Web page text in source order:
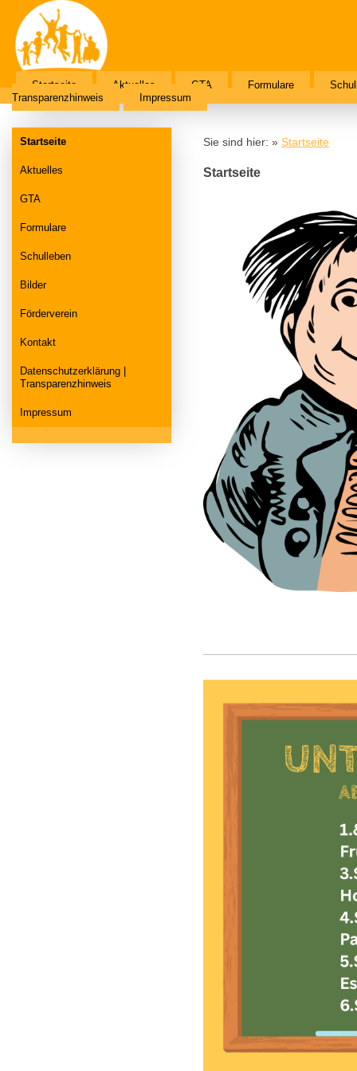
Startseite Aktuelles GTA Formulare
Transparenzhinweis
Impressum
Startseite
Aktuelles
GTA
Formulare
Schulleben
Bilder
Förderverein
Kontakt
Datenschutzerklärung |
Transparenzhinweis
Impressum
Sie sind hier: » Startseite
Startseite